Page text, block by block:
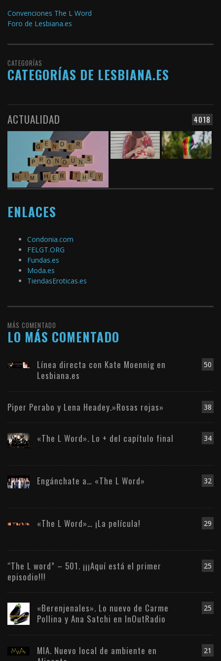
Convenciones The L Word
Foro de Lesbiana.es
CATEGORÍAS
CATEGORÍAS DE LESBIANA.ES
4018
ACTUALIDAD
ENLACES
Condonia.com
FELGT.ORG
Fundas.es
Moda.es
TiendasEroticas.es
MÁS COMENTADO
LO MÁS COMENTADO
50
Línea directa con Kate Moennig en
Lesbiana.es
38
Piper Perabo y Lena Headey.»Rosas rojas»
34
«The L Word». Lo + del capítulo final
32
Engánchate a… «The L Word»
29
«The L Word»… ¡La película!
25
“The L word” – 501. ¡¡¡Aquí está el primer
episodio!!!
25
«Berenjenales». Lo nuevo de Carme
Pollina y Ana Satchi en InOutRadio
21
MIA. Nuevo local de ambiente en